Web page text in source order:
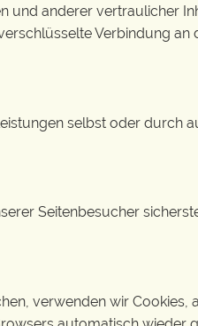
anderer vertraulicher
Verbindung an
selbst oder durch
Seitenbesucher
verwenden wir Cookies,